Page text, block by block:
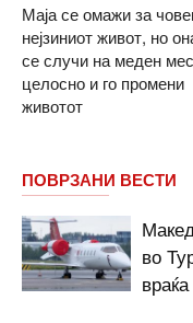
Маја се омажи за
нејзиниот живот, но
се случи на меден
целосно и го промени
животот
ПОВРЗАНИ ВЕСТИ
во